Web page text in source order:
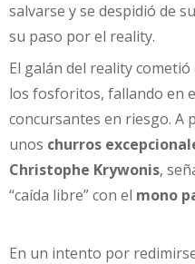
salvarse y se despidió de
su paso por el reality.
El galán del reality
los fosforitos, fallando en
concursantes en riesgo. A
unos churros
Christophe Krywonis,
“caída libre” con el mono
En un intento por